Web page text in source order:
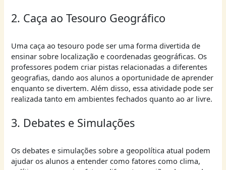
2. Caça ao Tesouro Geográfico
Uma caça ao tesouro pode ser uma forma divertida de
ensinar sobre localização e coordenadas geográficas. Os
professores podem criar pistas relacionadas a diferentes
geografias, dando aos alunos a oportunidade de aprender
enquanto se divertem. Além disso, essa atividade pode ser
realizada tanto em ambientes fechados quanto ao ar livre.
3. Debates e Simulações
Os debates e simulações sobre a geopolítica atual podem
ajudar os alunos a entender como fatores como clima,